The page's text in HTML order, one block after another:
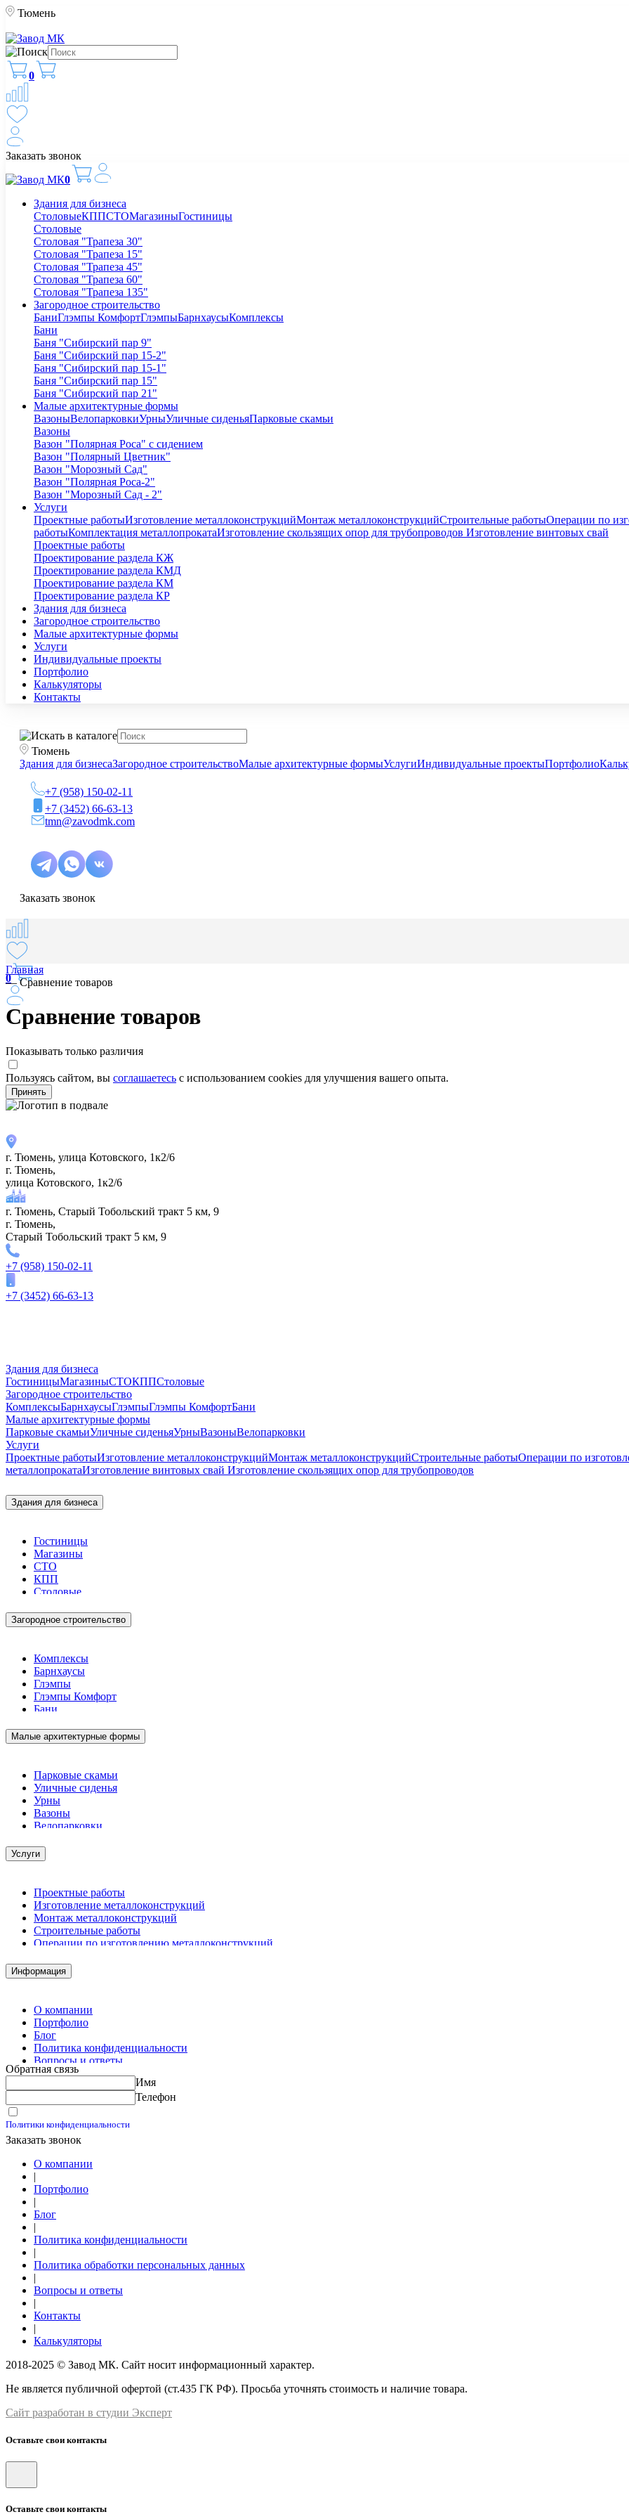
Тюмень
0
Заказать звонок
0
Здания для бизнеса
СтоловыеКППСТОМагазиныГостиницы
Столовые
Столовая "Трапеза 30"
Столовая "Трапеза 15"
Столовая "Трапеза 45"
Столовая "Трапеза 60"
Столовая "Трапеза 135"
Загородное строительство
БаниГлэмпы КомфортГлэмпыБарнхаусыКомплексы
Бани
Баня "Сибирский пар 9"
Баня "Сибирский пар 15-2"
Баня "Сибирский пар 15-1"
Баня "Сибирский пар 15"
Баня "Сибирский пар 21"
Малые архитектурные формы
ВазоныВелопарковкиУрныУличные сиденьяПарковые скамьи
Вазоны
Вазон "Полярная Роса" с сидением
Вазон "Полярный Цветник"
Вазон "Морозный Сад"
Вазон "Полярная Роса-2"
Вазон "Морозный Сад - 2"
Услуги
Проектные работыИзготовление металлоконструкцийМонтаж металлоконструкцийСтроительные работыОперации по
работыКомплектация металлопрокатаИзготовление скользящих опор для трубопроводов Изготовление винтовых свай
Проектные работы
Проектирование раздела КЖ
Проектирование раздела КМД
Проектирование раздела КМ
Проектирование раздела КР
Здания для бизнеса
Загородное строительство
Малые архитектурные формы
Услуги
Индивидуальные проекты
Портфолио
Калькуляторы
Контакты
Тюмень
Здания для бизнесаЗагородное строительствоМалые архитектурные формыУслугиИндивидуальные проектыПортфолио
+7 (958) 150-02-11
+7 (3452) 66-63-13
tmn@zavodmk.com
Заказать звонок
0
Главная
—Сравнение товаров
Сравнение товаров
Показывать только различия
Пользуясь сайтом, вы соглашаетесь с использованием cookies для улучшения вашего опыта.
Принять
г. Тюмень, улица Котовского, 1к2/6
г. Тюмень,
улица Котовского, 1к2/6
г. Тюмень, Старый Тобольский тракт 5 км, 9
г. Тюмень,
Старый Тобольский тракт 5 км, 9
+7 (958) 150-02-11
+7 (3452) 66-63-13
Здания для бизнеса
ГостиницыМагазиныСТОКППСтоловые
Загородное строительство
КомплексыБарнхаусыГлэмпыГлэмпы КомфортБани
Малые архитектурные формы
Парковые скамьиУличные сиденьяУрныВазоныВелопарковки
Услуги
Проектные работыИзготовление металлоконструкцийМонтаж металлоконструкцийСтроительные работыОперации по
металлопрокатаИзготовление винтовых свай Изготовление скользящих опор для трубопроводов
Здания для бизнеса
Гостиницы
Магазины
СТО
КПП
Столовые
Загородное строительство
Комплексы
Барнхаусы
Глэмпы
Глэмпы Комфорт
Бани
Малые архитектурные формы
Парковые скамьи
Уличные сиденья
Урны
Вазоны
Велопарковки
Услуги
Проектные работы
Изготовление металлоконструкций
Монтаж металлоконструкций
Строительные работы
Операции по изготовлению металлоконструкций
Комплектация металлопроката
Изготовление винтовых свай
Информация
О компании
Портфолио
Блог
Политика конфиденциальности
Вопросы и ответы
Контакты
Обратная связь
Имя
Телефон
Политики конфиденциальности
Заказать звонок
О компании
|
Портфолио
|
Блог
|
Политика конфиденциальности
|
Политика обработки персональных данных
|
Вопросы и ответы
|
Контакты
|
Калькуляторы
2018-2025 © Завод МК. Сайт носит информационный характер.
Не является публичной офертой (ст.435 ГК РФ). Просьба уточнять стоимость и наличие товара.
Сайт разработан в студии Эксперт
Оставьте свои контакты
Оставьте свои контакты